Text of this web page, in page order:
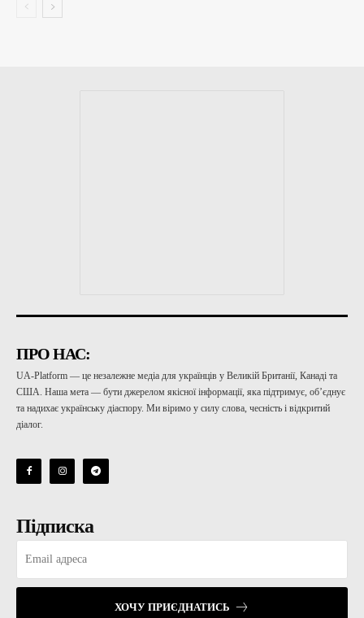
ПРО НАС:
UA-Platform — це незалежне медіа для українців у Великій Британії, Канаді та
США. Наша мета — бути джерелом якісної інформації, яка підтримує, об’єднує
та надихає українську діаспору. Ми віримо у силу слова, чесність і відкритий
діалог.
Підписка
ХОЧУ ПРИЄДНАТИСЬ